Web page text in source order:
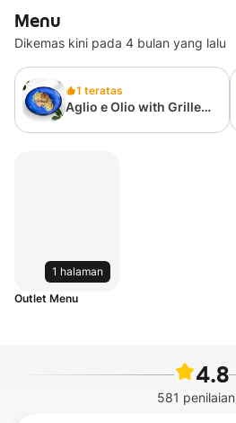
Menu
Dikemas kini pada 4 bulan yang lalu
1 teratas
Aglio e Olio with Grilled
1 halaman
Outlet Menu
4.8
581 penilaian